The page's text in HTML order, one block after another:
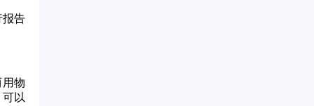
报告
物
以